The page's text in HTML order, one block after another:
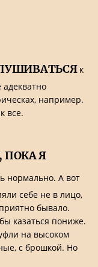
к
адекватно
например.
все.
ПОКА Я
нормально. А вот
себе не в лицо,
бывало.
казаться пониже.
на высоком
с брошкой. Но